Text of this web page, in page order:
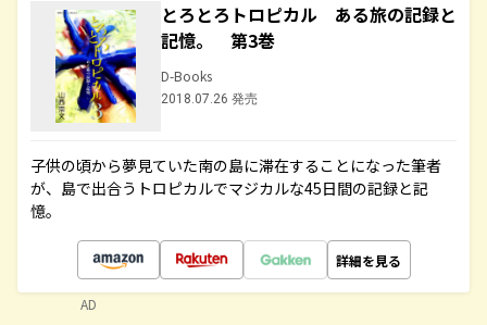
とろとろトロピカル ある旅の記録と
記憶。 第3巻
D-Books
2018.07.26 発売
子供の頃から夢見ていた南の島に滞在することになった筆者
が、島で出合うトロピカルでマジカルな45日間の記録と記
憶。
詳細を見る
AD